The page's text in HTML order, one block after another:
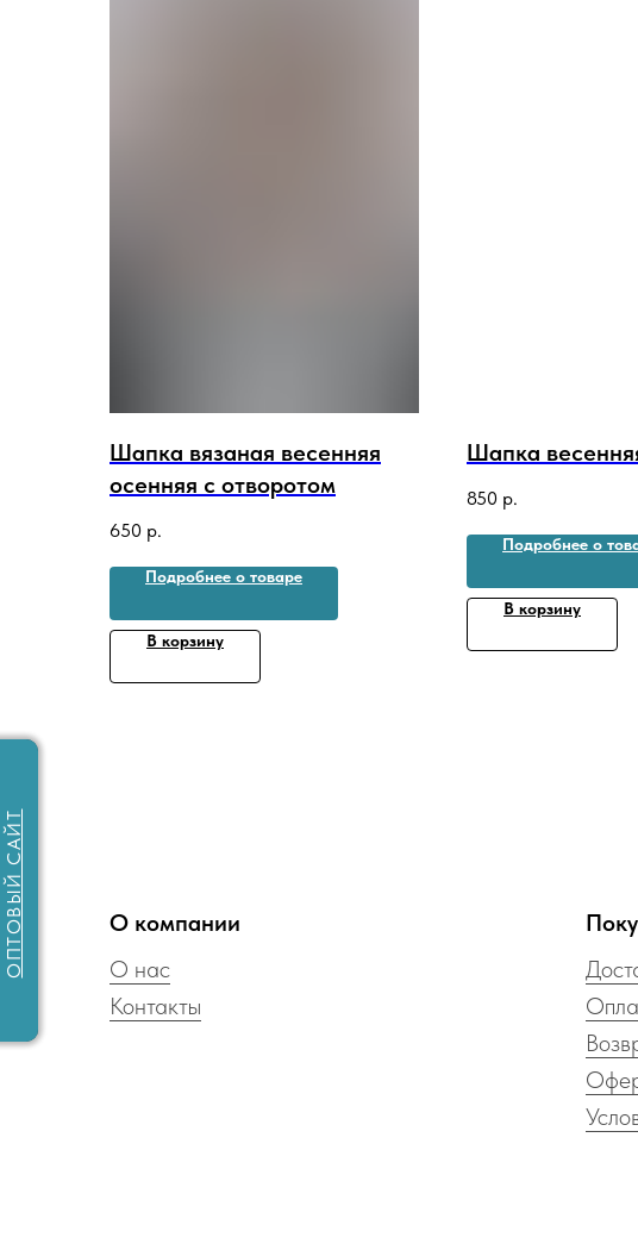
Шапка вязаная весенняя
осенняя с отворотом
650 р.
Подробнее о товаре
В корзину
Шапка
850 р.
Подробнее о
В корзину
О компании
О нас
Контакты
ОПТОВЫЙ САЙТ